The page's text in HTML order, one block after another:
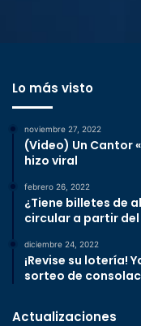
Lo más visto
noviembre 27, 2022
(Video) Un Cantor
hizo viral
febrero 26, 2022
¿Tiene billetes de
circular a partir del
diciembre 24, 2022
¡Revise su lotería!
sorteo de
Actualizaciones